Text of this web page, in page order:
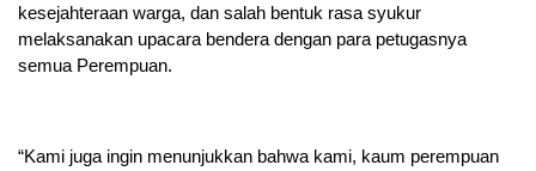
kesejahteraan warga, dan salah bentuk rasa syukur
melaksanakan upacara bendera dengan para petugasnya
semua Perempuan.
“Kami juga ingin menunjukkan bahwa kami, kaum perempuan